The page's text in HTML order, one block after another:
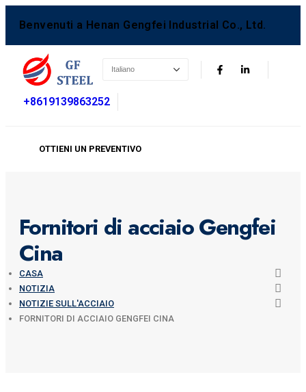
Benvenuti a Henan Gengfei Industrial Co., Ltd.
+8619139863252
OTTIENI UN PREVENTIVO
Fornitori di acciaio Gengfei
Cina
CASA
NOTIZIA
NOTIZIE SULL'ACCIAIO
FORNITORI DI ACCIAIO GENGFEI CINA